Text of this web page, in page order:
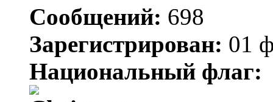
Сообщений: 698
Зарегистрирован: 01
Национальный флаг: